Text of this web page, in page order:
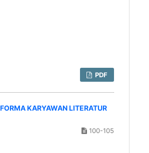
PDF
KARYAWAN LITERATUR
100-105